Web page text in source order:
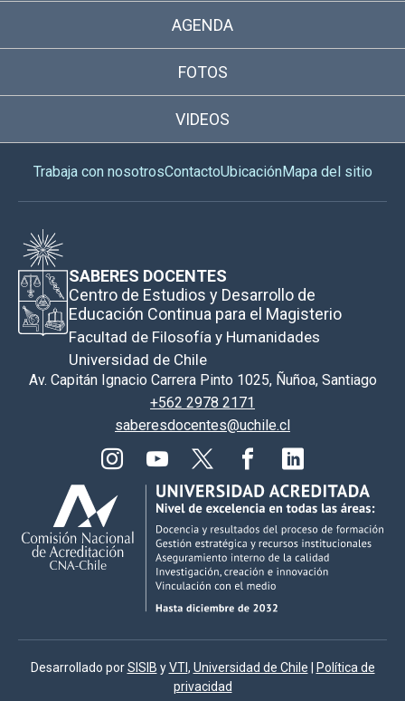
AGENDA
FOTOS
VIDEOS
Trabaja con nosotrosContactoUbicaciónMapa del sitio
SABERES DOCENTES
Centro de Estudios y Desarrollo de
Educación Continua para el Magisterio
Facultad de Filosofía y Humanidades
Universidad de Chile
Av. Capitán Ignacio Carrera Pinto 1025, Ñuñoa, Santiago
+562 2978 2171
saberesdocentes@uchile.cl
Desarrollado porSISIB yVTI, Universidad de Chile
Política de
privacidad